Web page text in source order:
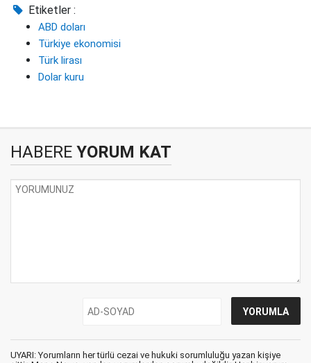
Etiketler :
ABD doları
Türkiye ekonomisi
Türk lirası
Dolar kuru
HABERE YORUM KAT
UYARI: Yorumların her türlü cezai ve hukuki sorumluluğu yazan kişiye